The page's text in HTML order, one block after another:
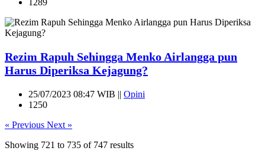
Rezim Rapuh Sehingga Menko Airlangga pun
Harus Diperiksa Kejagung?
25/07/2023 08:47 WIB || Opini
1250
« Previous Next »
Showing 721 to 735 of 747 results